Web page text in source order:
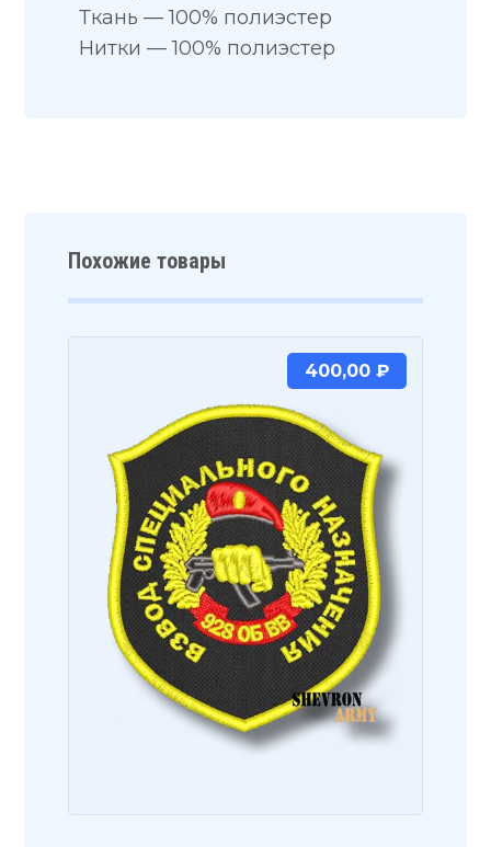
Ткань — 100% полиэстер
Нитки — 100% полиэстер
Похожие товары
400,00 ₽